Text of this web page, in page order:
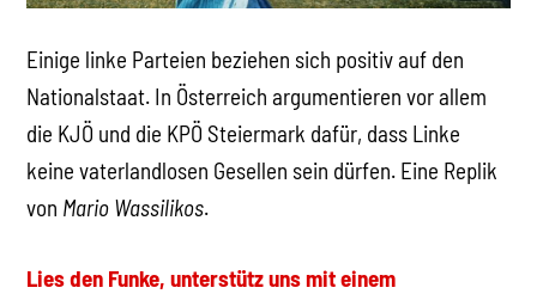
Einige linke Parteien beziehen sich positiv auf den
Nationalstaat. In Österreich argumentieren vor allem
die KJÖ und die KPÖ Steiermark dafür, dass Linke
keine vaterlandlosen Gesellen sein dürfen. Eine Replik
von Mario Wassilikos.
Lies den Funke, unterstütz uns mit einem